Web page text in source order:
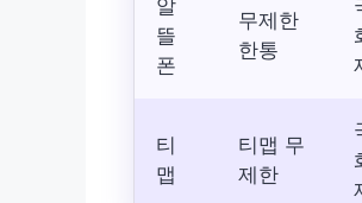
알
뜰
폰
무제한
한통
티
맵
티맵 무
제한